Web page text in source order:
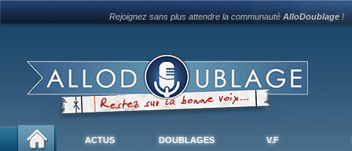
Rejoignez sans plus attendre la communautéAlloDoublage !
ACTUS DOUBLAGES V.F